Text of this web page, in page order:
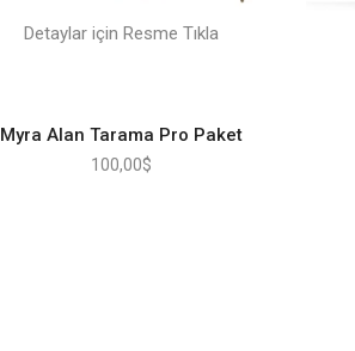
Detaylar için Resme Tıkla
Myra Alan Tarama Pro Paket
100,00$